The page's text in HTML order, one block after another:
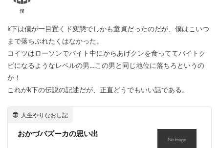
僕
k下は僕が一目置くド変態でしかも童貞だったのだが、僕はこいつ
まで落ちぶれたくはなかった。
コイツはローソンでバイト中にからあげクンを食っててバイトク
ビになるようなレベルの男…この男と同じ地位に落ちろというの
か！
これがk下の伝説の記述だが、正直どうでもいい話である。
人生やりなおし記
おかづバズーカの思い出